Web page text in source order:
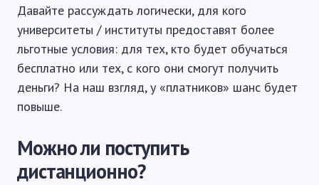
Давайте рассуждать логически, для кого
университеты / институты предоставят более
льготные условия: для тех, кто будет обучаться
бесплатно или тех, с кого они смогут получить
деньги? На наш взгляд, у «платников» шанс будет
повыше.
Можно ли поступить
дистанционно?